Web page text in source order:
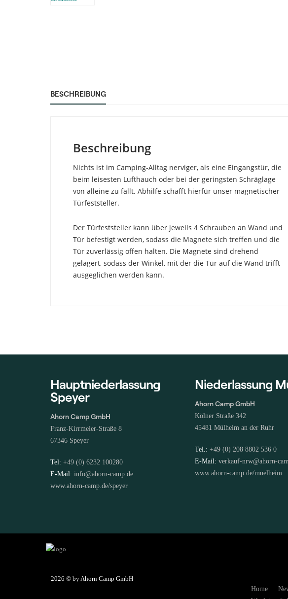
BESCHREIBUNG
Beschreibung
Nichts ist im Camping-Alltag nerviger, als eine Eingangstür, die
beim leisesten Lufthauch oder bei der geringsten Schräglage
von alleine zu fällt. Abhilfe schafft hierfür unser magnetischer
Türfeststeller.
Der Türfeststeller kann über jeweils 4 Schrauben an Wand und
Tür befestigt werden, sodass die Magnete sich treffen und die
Tür zuverlässig offen halten. Die Magnete sind drehend
gelagert, sodass der Winkel, mit der die Tür auf die Wand trifft
ausgeglichen werden kann.
Hauptniederlassung
Speyer
Ahorn Camp GmbH
Franz-Kirrmeier-Straße 8
67346 Speyer
Tel: +49 (0) 6232 100280
E-Mail: info@ahorn-camp.de
www.ahorn-camp.de/speyer
Niederlassung
Ahorn Camp GmbH
Kölner Straße 342
45481 Mülheim an der Ruhr
Tel.: +49 (0) 208 8802 536 0
E-Mail: verkauf-nrw@ahorn-
www.ahorn-camp.de/muelheim
2026 © by Ahorn Camp GmbH
Home